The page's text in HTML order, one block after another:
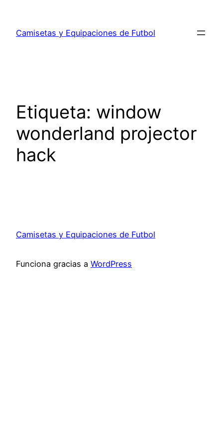
contenido
Camisetas y Equipaciones de Futbol
Etiqueta: window
wonderland projector
hack
Camisetas y Equipaciones de Futbol
Funciona gracias a WordPress